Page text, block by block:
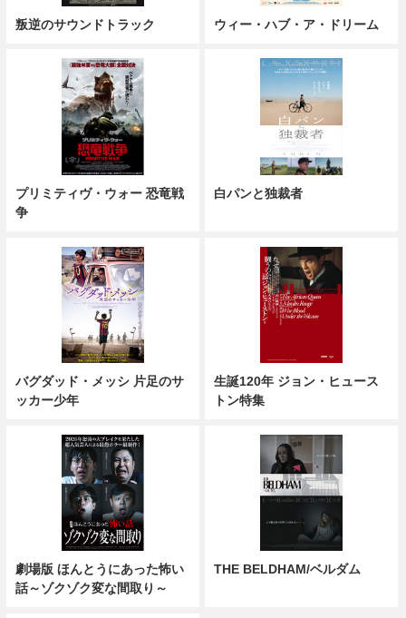
叛逆のサウンドトラック ウィー・ハブ・ア・ドリーム
プリミティヴ・ウォー 恐竜戦
争
白パンと独裁者
バグダッド・メッシ 片足のサ
ッカー少年
生誕120年 ジョン・ヒュース
トン特集
劇場版 ほんとうにあった怖い
話～ゾクゾク変な間取り～
THE BELDHAM/ベルダム